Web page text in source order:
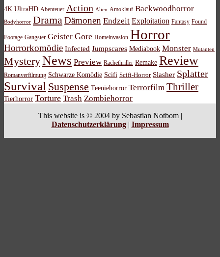
4K UltraHD Abenteuer Action Alien Amoklauf Backwoodhorror
Bodyhorror DramaDämonen Endzeit Exploitation Fantasy Found
Footage Gangster Geister Gore Homeinvasion Horror
Horrorkomödie Infected Jumpscares Mediabook Monster Mutanten
MysteryNews Preview Rachethriller Remake Review
Romanverfilmung Schwarze Komödie Scifi Scifi-Horror Slasher Splatter
Survival Suspense Teeniehorror Terrorfilm Thriller
Tierhorror Torture Trash Zombiehorror
This website is © 2004 by Sebastian Notbom |
Datenschutzerklärung| Impressum